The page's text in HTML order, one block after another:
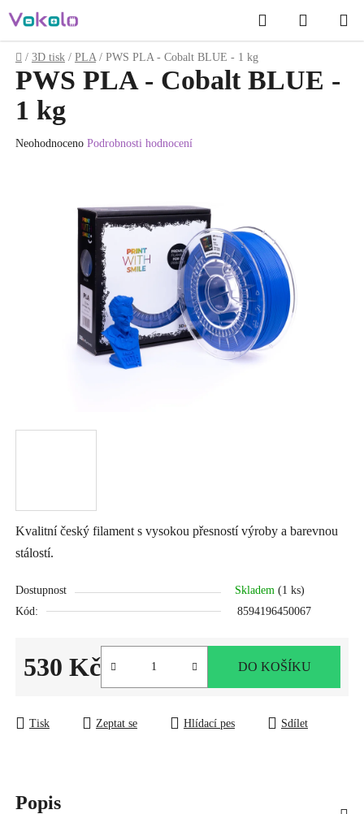
na
obsah
Hledat
KOŠÍK
Domů
/ 3D tisk / PLA / PWS PLA - Cobalt BLUE - 1 kg
Kvalitní český filament s vysokou přesností výroby a barevnou
stálostí.
Dostupnost Skladem (1 ks)
Kód:
8594196450067
530 Kč DO KOŠÍKU
Tisk Zeptat se Hlídací pes Sdílet
PWS PLA - Cobalt BLUE -
1 kg
Průměrné
Neohodnoceno Podrobnosti hodnocení
Popis